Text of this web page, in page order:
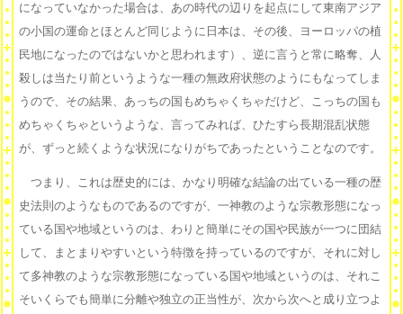
になっていなかった場合は、あの時代の辺りを起点にして東南アジア
の小国の運命とほとんど同じように日本は、その後、ヨーロッパの植
民地になったのではないかと思われます）、逆に言うと常に略奪、人
殺しは当たり前というような一種の無政府状態のようにもなってしま
うので、その結果、あっちの国もめちゃくちゃだけど、こっちの国も
めちゃくちゃというような、言ってみれば、ひたすら長期混乱状態
が、ずっと続くような状況になりがちであったということなのです。
つまり、これは歴史的には、かなり明確な結論の出ている一種の歴
史法則のようなものであるのですが、一神教のような宗教形態になっ
ている国や地域というのは、わりと簡単にその国や民族が一つに団結
して、まとまりやすいという特徴を持っているのですが、それに対し
て多神教のような宗教形態になっている国や地域というのは、それこ
そいくらでも簡単に分離や独立の正当性が、次から次へと成り立つよ